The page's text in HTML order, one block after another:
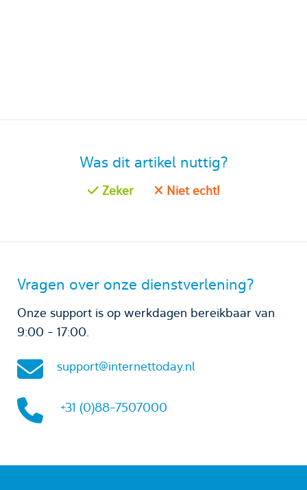
Was dit artikel nuttig?
Zeker Niet echt!
Vragen over onze dienstverlening?
Onze support is op werkdagen bereikbaar van
9:00 - 17:00.
support@internettoday.nl
+31 (0)88-7507000